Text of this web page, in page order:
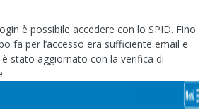
è possibile accedere con lo SPID. Fino
fa per l’accesso era sufficiente email e
stato aggiornato con la verifica di